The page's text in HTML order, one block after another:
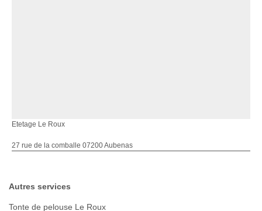
Etetage Le Roux
27 rue de la comballe 07200 Aubenas
Autres services
Tonte de pelouse Le Roux